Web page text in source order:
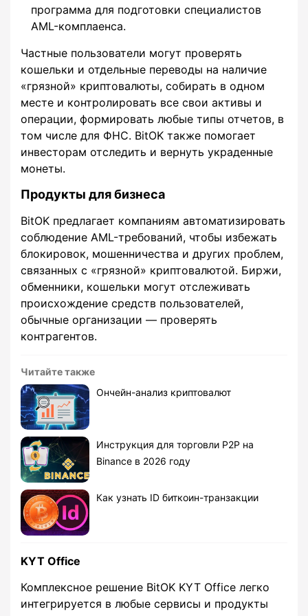
программа для подготовки специалистов
AML-комплаенса.
Частные пользователи могут проверять
кошельки и отдельные переводы на наличие
«грязной» криптовалюты, собирать в одном
месте и контролировать все свои активы и
операции, формировать любые типы отчетов, в
том числе для ФНС. BitOK также помогает
инвесторам отследить и вернуть украденные
монеты.
Продукты для бизнеса
BitOK предлагает компаниям автоматизировать
соблюдение AML-требований, чтобы избежать
блокировок, мошенничества и других проблем,
связанных с «грязной» криптовалютой. Биржи,
обменники, кошельки могут отслеживать
происхождение средств пользователей,
обычные организации — проверять
контрагентов.
Читайте также
Ончейн-анализ криптовалют
Инструкция для торговли P2P на
Binance в 2026 году
Как узнать ID биткоин-транзакции
KYT Office
Комплексное решение BitOK KYT Office легко
интегрируется в любые сервисы и продукты